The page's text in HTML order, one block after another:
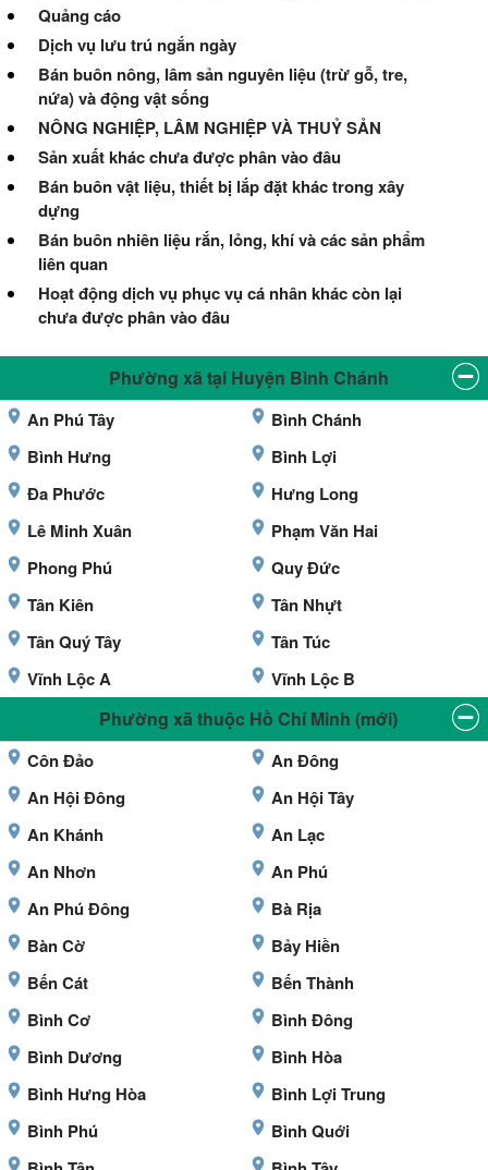
Quảng cáo
Dịch vụ lưu trú ngắn ngày
Bán buôn nông, lâm sản nguyên liệu (trừ gỗ, tre,
nứa) và động vật sống
NÔNG NGHIỆP, LÂM NGHIỆP VÀ THUỶ SẢN
Sản xuất khác chưa được phân vào đâu
Bán buôn vật liệu, thiết bị lắp đặt khác trong xây
dựng
Bán buôn nhiên liệu rắn, lỏng, khí và các sản phẩm
liên quan
Hoạt động dịch vụ phục vụ cá nhân khác còn lại
chưa được phân vào đâu
Phường xã tại Huyện Bình Chánh
An Phú Tây
Bình Chánh
Bình Hưng
Bình Lợi
Đa Phước
Hưng Long
Lê Minh Xuân
Phạm Văn Hai
Phong Phú
Quy Đức
Tân Kiên
Tân Nhựt
Tân Quý Tây
Tân Túc
Vĩnh Lộc A
Vĩnh Lộc B
Phường xã thuộc Hồ Chí Minh (mới)
Côn Đảo
An Đông
An Hội Đông
An Hội Tây
An Khánh
An Lạc
An Nhơn
An Phú
An Phú Đông
Bà Rịa
Bàn Cờ
Bảy Hiền
Bến Cát
Bến Thành
Bình Cơ
Bình Đông
Bình Dương
Bình Hòa
Bình Hưng Hòa
Bình Lợi Trung
Bình Phú
Bình Quới